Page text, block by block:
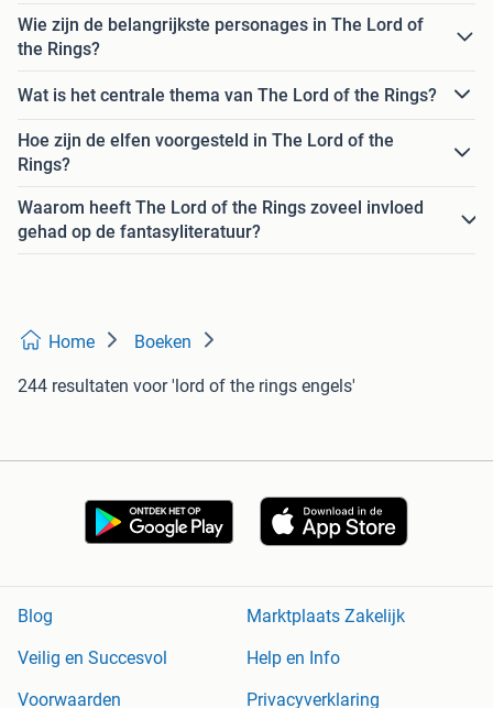
Wie zijn de belangrijkste personages in The Lord of
the Rings?
Wat is het centrale thema van The Lord of the Rings?
Hoe zijn de elfen voorgesteld in The Lord of the
Rings?
Waarom heeft The Lord of the Rings zoveel invloed
gehad op de fantasyliteratuur?
Home Boeken
244 resultaten voor 'lord of the rings engels'
Blog
Marktplaats Zakelijk
Veilig en Succesvol
Help en Info
Voorwaarden
Privacyverklaring